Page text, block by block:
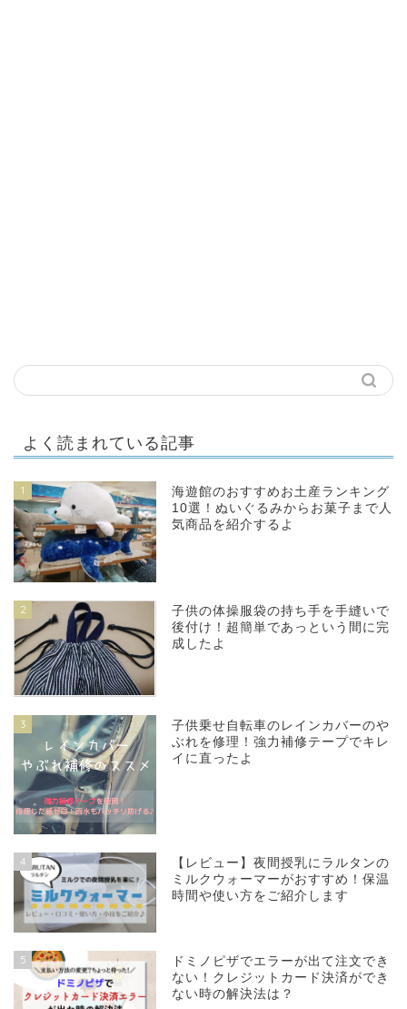
よく読まれている記事
1
海遊館のおすすめお土産ランキング
10選！ぬいぐるみからお菓子まで人
気商品を紹介するよ
2
子供の体操服袋の持ち手を手縫いで
後付け！超簡単であっという間に完
成したよ
3
子供乗せ自転車のレインカバーのや
ぶれを修理！強力補修テープでキレ
イに直ったよ
4
【レビュー】夜間授乳にラルタンの
ミルクウォーマーがおすすめ！保温
時間や使い方をご紹介します
5
ドミノピザでエラーが出て注文でき
ない！クレジットカード決済ができ
ない時の解決法は？